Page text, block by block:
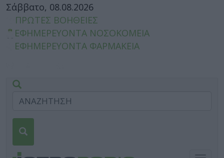
Σάββατο, 08.08.2026
ΠΡΩΤΕΣ ΒΟΗΘΕΙΕΣ
ΕΦΗΜΕΡΕΥΟΝΤΑ ΝΟΣΟΚΟΜΕΙΑ
ΕΦΗΜΕΡΕΥΟΝΤΑ ΦΑΡΜΑΚΕΙΑ